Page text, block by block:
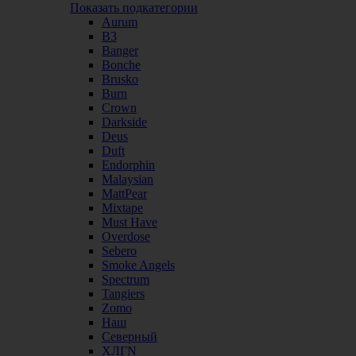
Показать подкатегории
Aurum
B3
Banger
Bonche
Brusko
Burn
Crown
Darkside
Deus
Duft
Endorphin
Malaysian
MattPear
Mixtape
Must Have
Overdose
Sebero
Smoke Angels
Spectrum
Tangiers
Zomo
Наш
Северный
ХЛГN